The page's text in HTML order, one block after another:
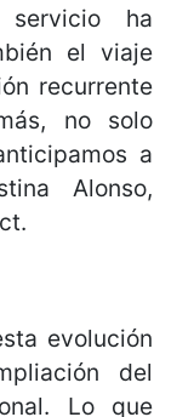
ha
el viaje
recurrente
no solo
a
Alonso,
evolución
del
Lo que